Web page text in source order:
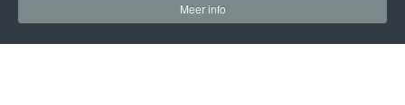
Meer info